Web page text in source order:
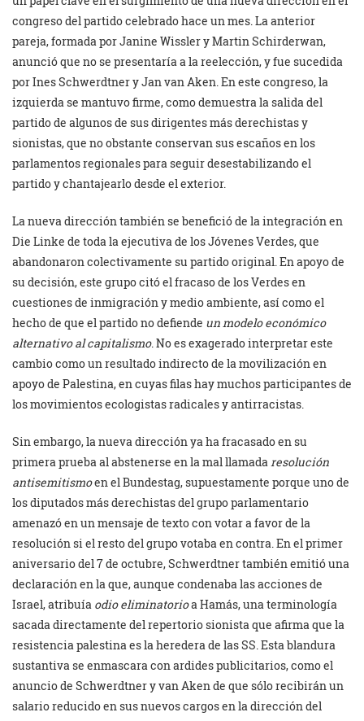
congreso del partido celebrado hace un mes. La anterior
pareja, formada por Janine Wissler y Martin Schirderwan,
anunció que no se presentaría a la reelección, y fue sucedida
por Ines Schwerdtner y Jan van Aken. En este congreso, la
izquierda se mantuvo firme, como demuestra la salida del
partido de algunos de sus dirigentes más derechistas y
sionistas, que no obstante conservan sus escaños en los
parlamentos regionales para seguir desestabilizando el
partido y chantajearlo desde el exterior.
La nueva dirección también se benefició de la integración en
Die Linke de toda la ejecutiva de los Jóvenes Verdes, que
abandonaron colectivamente su partido original. En apoyo de
su decisión, este grupo citó el fracaso de los Verdes en
cuestiones de inmigración y medio ambiente, así como el
hecho de que el partido no defiende un modelo económico
alternativo al capitalismo. No es exagerado interpretar este
cambio como un resultado indirecto de la movilización en
apoyo de Palestina, en cuyas filas hay muchos participantes de
los movimientos ecologistas radicales y antirracistas.
Sin embargo, la nueva dirección ya ha fracasado en su
primera prueba al abstenerse en la mal llamada resolución
antisemitismoen el Bundestag, supuestamente porque uno de
los diputados más derechistas del grupo parlamentario
amenazó en un mensaje de texto con votar a favor de la
resolución si el resto del grupo votaba en contra. En el primer
aniversario del 7 de octubre, Schwerdtner también emitió una
declaración en la que, aunque condenaba las acciones de
Israel, atribuía odio eliminatorioa Hamás, una terminología
sacada directamente del repertorio sionista que afirma que la
resistencia palestina es la heredera de las SS. Esta blandura
sustantiva se enmascara con ardides publicitarios, como el
anuncio de Schwerdtner y van Aken de que sólo recibirán un
salario reducido en sus nuevos cargos en la dirección del